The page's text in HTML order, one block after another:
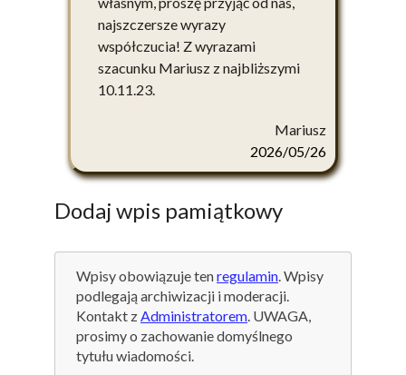
najszczersze wyrazy
współczucia! Z wyrazami
szacunku Mariusz z najbliższymi
10.11.23.
Mariusz
2026/05/26
Dodaj wpis pamiątkowy
Wpisy obowiązuje tenregulamin. Wpisy
podlegają archiwizacji i moderacji.
Kontakt zAdministratorem. UWAGA,
prosimy o zachowanie domyślnego
tytułu wiadomości.